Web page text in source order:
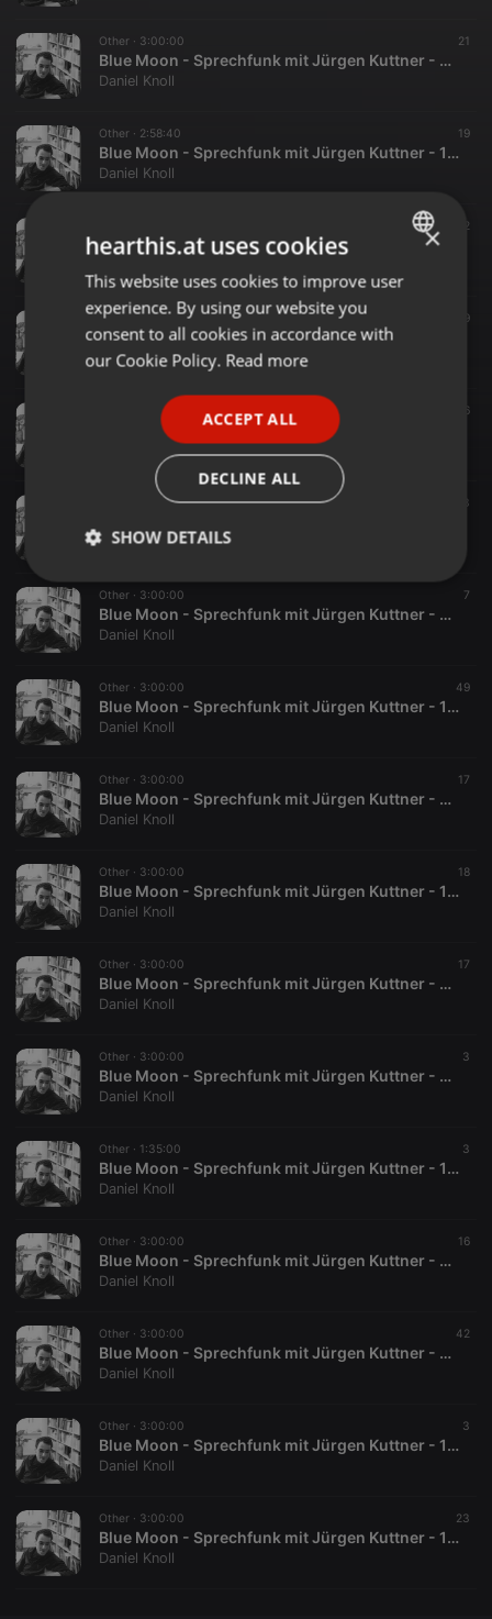
Other · 3:00:00 21
Blue Moon - Sprechfunk mit Jürgen Kuttner - 25.03.1997
Daniel Knoll
Other · 2:58:40 19
Blue Moon - Sprechfunk mit Jürgen Kuttner - 18.03.1997
Daniel Knoll
12
Blue Moon - Sprechfunk mit Jürgen Kuttner - 25.02.1997
Other ·3:03:54 19
Daniel Knoll
3:05:01 16
Daniel Knoll
3:00:00 53
Daniel Knoll
Other · 3:00:00 7
Blue Moon - Sprechfunk mit Jürgen Kuttner - 07.01.1997
Daniel Knoll
Other · 3:00:00 49
Blue Moon - Sprechfunk mit Jürgen Kuttner - 10.12.1996
Daniel Knoll
Other · 3:00:00 17
Blue Moon - Sprechfunk mit Jürgen Kuttner - 03.12.1996
Daniel Knoll
Other · 3:00:00 18
Blue Moon - Sprechfunk mit Jürgen Kuttner - 19.11.1996
Daniel Knoll
Other · 3:00:00 17
Blue Moon - Sprechfunk mit Jürgen Kuttner - 05.11.1996
Daniel Knoll
Other · 3:00:00 3
Blue Moon - Sprechfunk mit Jürgen Kuttner - 22.10.1996
Daniel Knoll
Other · 1:35:00 3
Blue Moon - Sprechfunk mit Jürgen Kuttner - 15.10.1996
Daniel Knoll
Other · 3:00:00 16
Blue Moon - Sprechfunk mit Jürgen Kuttner - 08.10.1996
Daniel Knoll
Other · 3:00:00 42
Blue Moon - Sprechfunk mit Jürgen Kuttner - 01.10.1996
Daniel Knoll
Other · 3:00:00 3
Blue Moon - Sprechfunk mit Jürgen Kuttner - 17.09.1996
Daniel Knoll
Other · 3:00:00 23
Blue Moon - Sprechfunk mit Jürgen Kuttner - 10.09.1996
Daniel Knoll
ENGLISH
GERMAN
×
hearthis.at uses cookies
This website uses cookies to improve user
experience. By using our website you
consent to all cookies in accordance with
our Cookie Policy. Read more
ACCEPT ALL
DECLINE ALL
SHOW DETAILS
Strictly
necessary
Targeting Functionality
Strictly necessary cookies allow core website
functionality such as user login and account
Name
Provider /
Domain
Expiration Description
PHPSESSID
1 year
User Login
reseller
days
Saves the
user id who
CookieScriptConsent
.hearthis.at
days
This cookie is
used by
visitor cookie
consent
Script.com
cookie
Name
Provider /
Domain
Expiration Description
Domain
searchtext .hearthis.at Session
Text of